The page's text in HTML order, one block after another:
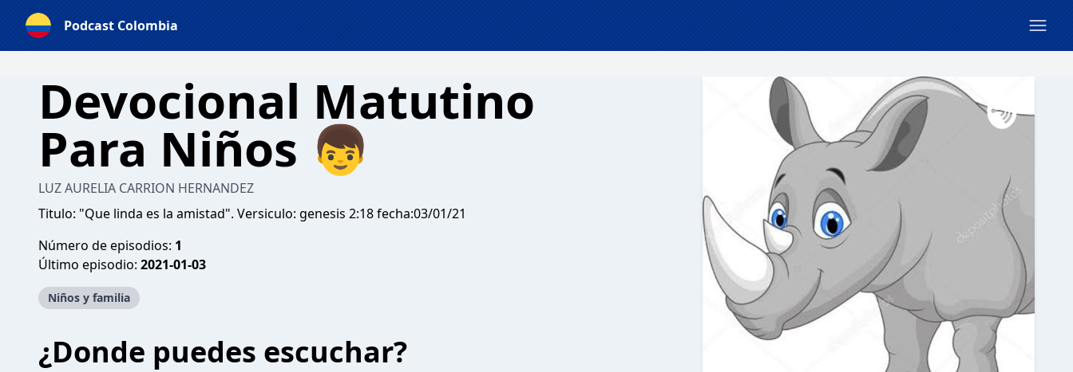
Podcast Colombia
Devocional Matutino
Para Niños 👦
LUZ AURELIA CARRION HERNANDEZ
Titulo: "Que linda es la amistad". Versiculo: genesis 2:18 fecha:03/01/21
Número de episodios: 1
Último episodio: 2021-01-03
Niños y familia
¿Donde puedes escuchar?